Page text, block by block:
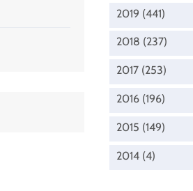
2019 (441)
2018 (237)
2017 (253)
2016 (196)
2015 (149)
2014 (4)